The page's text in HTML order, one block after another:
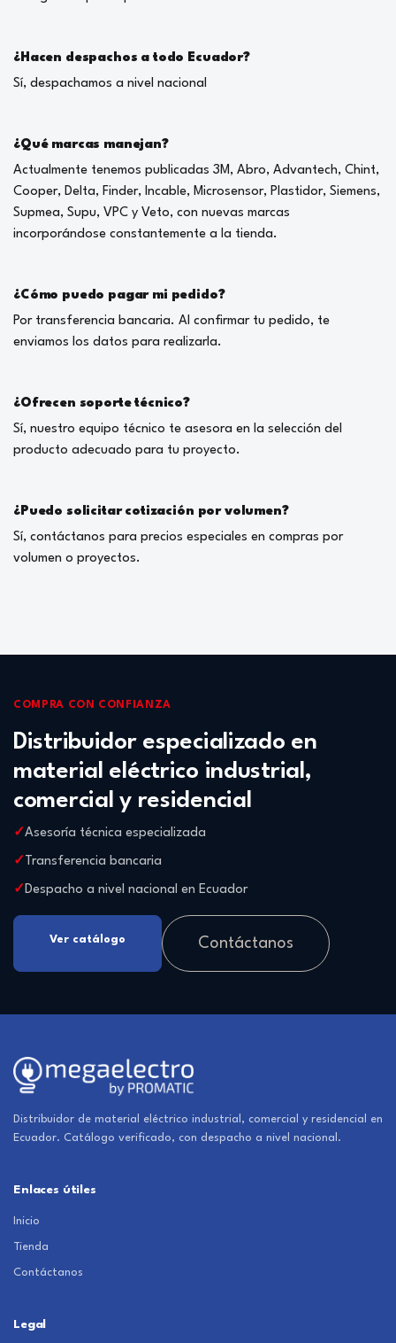
¿Hacen despachos a todo Ecuador?
Sí, despachamos a nivel nacional
¿Qué marcas manejan?
Actualmente tenemos publicadas 3M, Abro, Advantech, Chint,
Cooper, Delta, Finder, Incable, Microsensor, Plastidor, Siemens,
Supmea, Supu, VPC y Veto, con nuevas marcas
incorporándose constantemente a la tienda.
¿Cómo puedo pagar mi pedido?
Por transferencia bancaria. Al confirmar tu pedido, te
enviamos los datos para realizarla.
¿Ofrecen soporte técnico?
Sí, nuestro equipo técnico te asesora en la selección del
producto adecuado para tu proyecto.
¿Puedo solicitar cotización por volumen?
Sí, contáctanos para precios especiales en compras por
volumen o proyectos.
COMPRA CON CONFIANZA
Distribuidor especializado en
material eléctrico industrial,
comercial y residencial
Asesoría técnica especializada
Transferencia bancaria
Despacho a nivel nacional en Ecuador
Ver catálogo Contáctanos
Distribuidor de material eléctrico industrial, comercial y residencial en
Ecuador. Catálogo verificado, con despacho a nivel nacional.
Enlaces útiles
Inicio
Tienda
Contáctanos
Legal